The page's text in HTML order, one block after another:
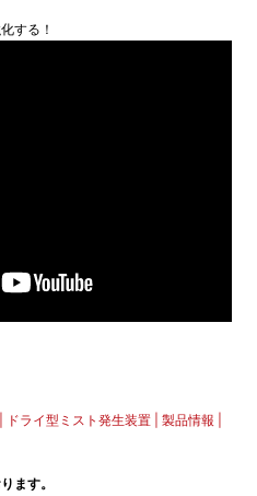
する！
ライ型ミスト発生装置 | 製品情報 |
ます。